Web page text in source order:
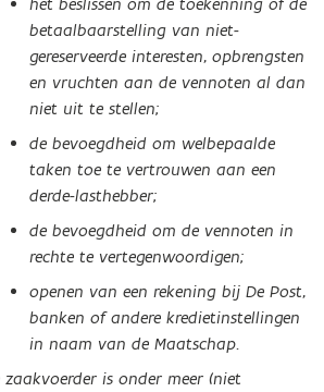
betaalbaarstelling van niet-
gereserveerde interesten, opbrengsten
en vruchten aan de vennoten al dan
niet uit te stellen;
de bevoegdheid om welbepaalde
taken toe te vertrouwen aan een
derde-lasthebber;
de bevoegdheid om de vennoten in
rechte te vertegenwoordigen;
openen van een rekening bij De Post,
banken of andere kredietinstellingen
in naam van de Maatschap.
zaakvoerder is onder meer (niet